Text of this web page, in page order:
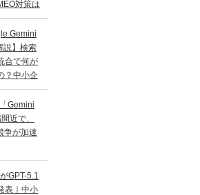
対策は
Gemini
説】検索
合で何が
？中小企
Gemini
近で、
争が加速
GPT-5.1
表｜中小